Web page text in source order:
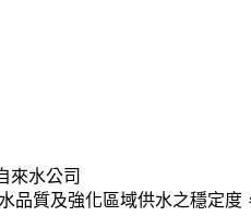
來水公司
品質及強化區域供水之穩定